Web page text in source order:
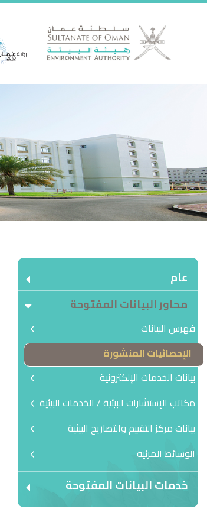
عام
محاور البيانات المفتوحة
فهرس البيانات
الإحصائيات المنشورة
بيانات الخدمات الإلكترونية
مكاتب الإستشارات البيئية / الخدمات البيئية
بيانات مركز التقييم والتصاريح البيئية
الوسائط المرئية
خدمات البيانات المفتوحة